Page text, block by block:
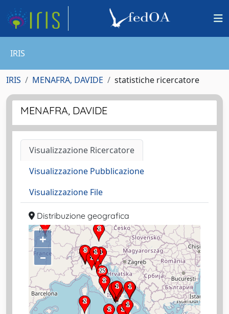
IRIS
IRIS MENAFRA, DAVIDE statistiche ricercatore
MENAFRA, DAVIDE
Visualizzazione Ricercatore
Visualizzazione Pubblicazione
Visualizzazione File
Distribuzione geografica
+
–